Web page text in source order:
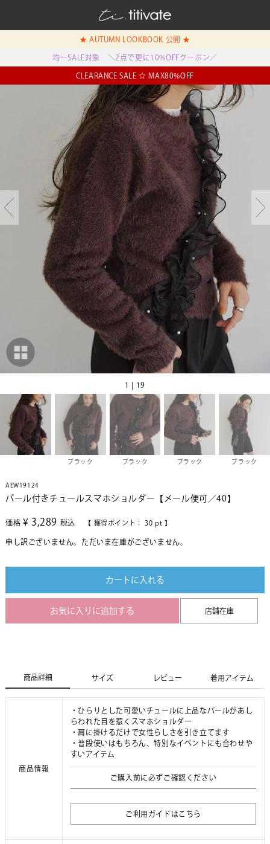
★ AUTUMN LOOKBOOK 公開 ★
均一SALE対象 ＼2点で更に10%OFFクーポン／
CLEARANCE SALE ☆ MAX80%OFF
1 | 19
ブラック ブラック ブラック ブラック
AEW19124
パール付きチュールスマホショルダー【メール便可／40】
価格 ¥ 3,289 税込 【 獲得ポイント： 30 pt 】
申し訳ございません。ただいま在庫がございません。
カートに入れる
お気に入りに追加する 店舗在庫
商品詳細 サイズ レビュー 着用アイテム
商品情報
・ひらりとした可愛いチュールに上品なパールがあし
らわれた目を惹くスマホショルダー
・肩に掛けるだけで女性らしさを引き立てます
・普段使いはもちろん、特別なイベントにも合わせや
すいアイテム
ご購入前に必ずご確認ください
ご利用ガイドはこちら